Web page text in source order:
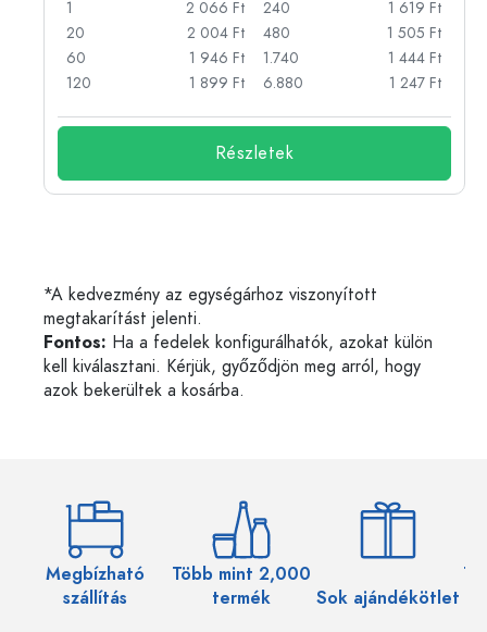
1
2 066 Ft
20
2 004 Ft
60
1 946 Ft
120
1 899 Ft
240
1 619 Ft
480
1 505 Ft
1.740
1 444 Ft
6.880
1 247 Ft
Részletek
*A kedvezmény az egységárhoz viszonyított
megtakarítást jelenti.
Fontos: Ha a fedelek konfigurálhatók, azokat külön
kell kiválasztani. Kérjük, győződjön meg arról, hogy
azok bekerültek a kosárba.
Megbízható
szállítás
Több mint 2,000
termék
Sok ajándékötlet